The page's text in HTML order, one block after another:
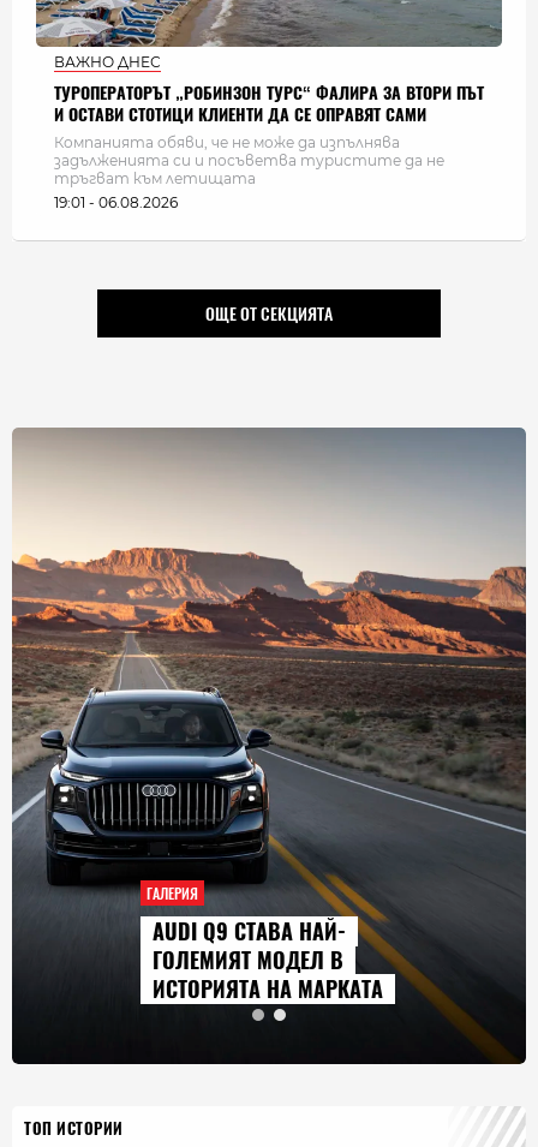
ВАЖНО ДНЕС
ТУРОПЕРАТОРЪТ „РОБИНЗОН ТУРС“ ФАЛИРА ЗА ВТОРИ ПЪТ
И ОСТАВИ СТОТИЦИ КЛИЕНТИ ДА СЕ ОПРАВЯТ САМИ
Компанията обяви, че не може да изпълнява
задълженията си и посъветва туристите да не
тръгват към летищата
19:01 - 06.08.2026
ОЩЕ ОТ СЕКЦИЯТА
ГАЛЕРИЯ
AUDI Q9 СТАВА НАЙ-
ГОЛЕМИЯТ МОДЕЛ В
ИСТОРИЯТА НА МАРКАТА
ТОП ИСТОРИИ